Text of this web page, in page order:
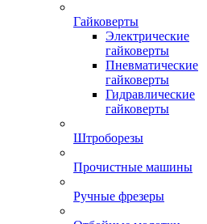
Гайковерты
Электрические
гайковерты
Пневматические
гайковерты
Гидравлические
гайковерты
Штроборезы
Прочистные машины
Ручные фрезеры